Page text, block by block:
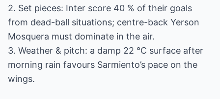
2. Set pieces: Inter score 40 % of their goals
from dead-ball situations; centre-back Yerson
Mosquera must dominate in the air.
3. Weather & pitch: a damp 22 °C surface after
morning rain favours Sarmiento’s pace on the
wings.